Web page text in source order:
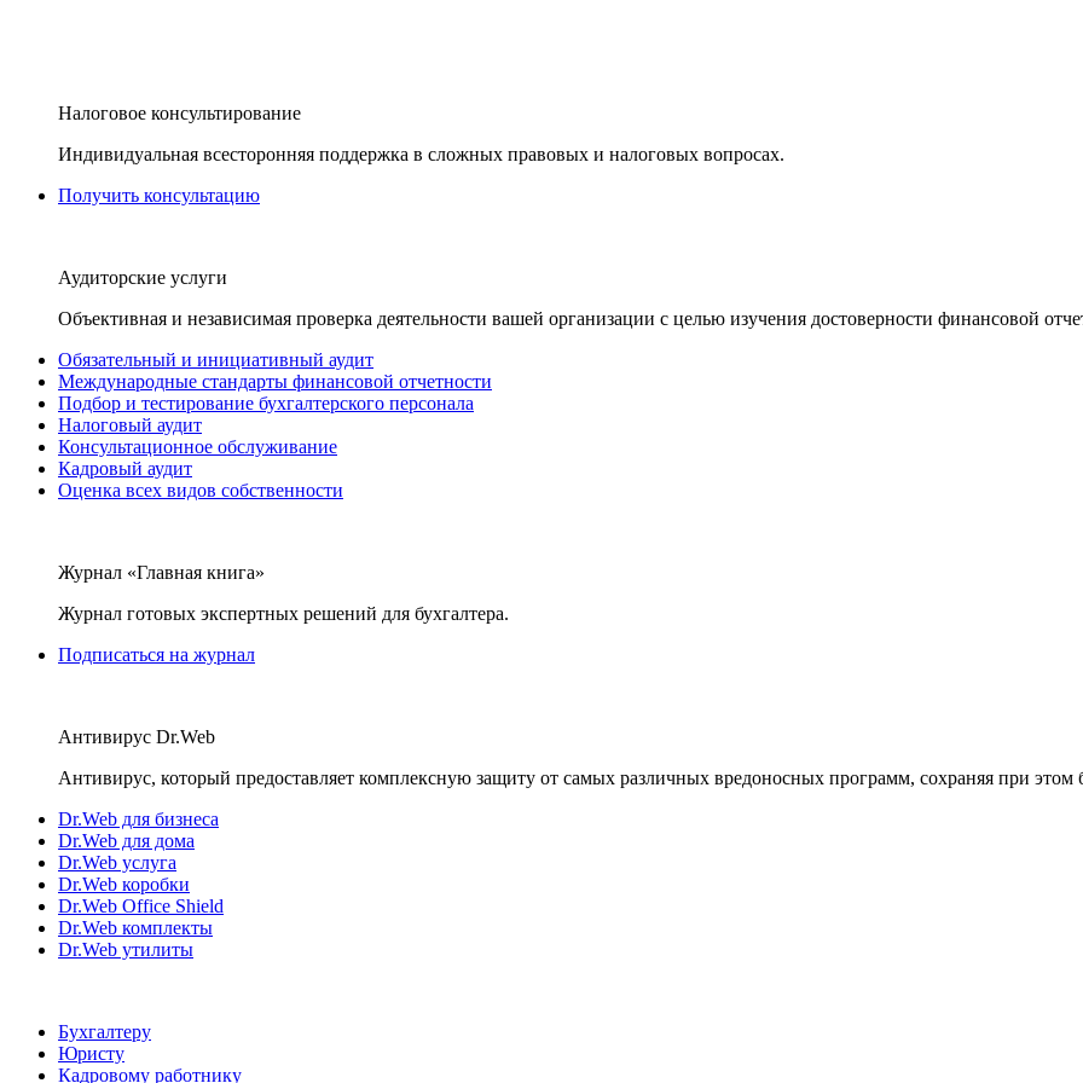
Налоговое консультирование
Индивидуальная всесторонняя поддержка в сложных правовых и налоговых вопросах.
Получить консультацию
Аудиторские услуги
Объективная и независимая проверка деятельности вашей организации с целью изучения достоверности финансовой
Обязательный и инициативный аудит
Международные стандарты финансовой отчетности
Подбор и тестирование бухгалтерского персонала
Налоговый аудит
Консультационное обслуживание
Кадровый аудит
Оценка всех видов собственности
Журнал «Главная книга»
Журнал готовых экспертных решений для бухгалтера.
Подписаться на журнал
Антивирус Dr.Web
Антивирус, который предоставляет комплексную защиту от самых различных вредоносных программ, сохраняя при этом
Dr.Web для бизнеса
Dr.Web для дома
Dr.Web услуга
Dr.Web коробки
Dr.Web Office Shield
Dr.Web комплекты
Dr.Web утилиты
Бухгалтеру
Юристу
Кадровому работнику